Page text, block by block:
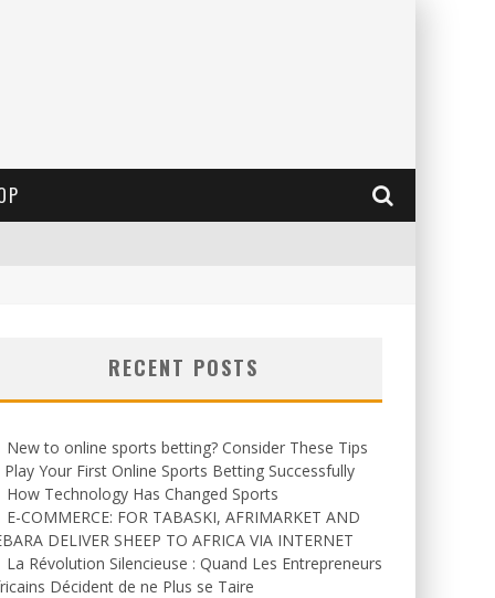
RECENT POSTS
New to online sports betting? Consider These Tips
Your First Online Sports Betting Successfully
How Technology Has Changed Sports
E-COMMERCE: FOR TABASKI, AFRIMARKET AND
DELIVER SHEEP TO AFRICA VIA INTERNET
La Révolution Silencieuse : Quand Les Entrepreneurs
Décident de ne Plus se Taire